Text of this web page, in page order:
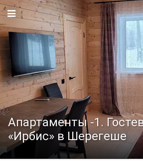
Апартаменты -1.
«Ирбис» в Шерегеше